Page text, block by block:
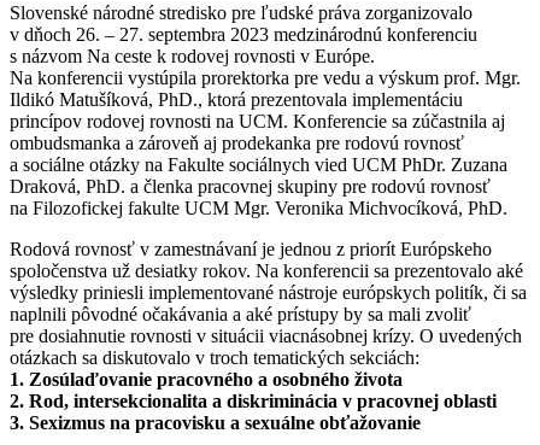
Slovenské národné stredisko pre ľudské práva zorganizovalo
v dňoch 26. – 27. septembra 2023 medzinárodnú konferenciu
s názvom Na ceste k rodovej rovnosti v Európe.
Na konferencii vystúpila prorektorka pre vedu a výskum prof. Mgr.
Ildikó Matušíková, PhD., ktorá prezentovala implementáciu
princípov rodovej rovnosti na UCM. Konferencie sa zúčastnila aj
ombudsmanka a zároveň aj prodekanka pre rodovú rovnosť
a sociálne otázky na Fakulte sociálnych vied UCM PhDr. Zuzana
Draková, PhD. a členka pracovnej skupiny pre rodovú rovnosť
na Filozofickej fakulte UCM Mgr. Veronika Michvocíková, PhD.
Rodová rovnosť v zamestnávaní je jednou z priorít Európskeho
spoločenstva už desiatky ro­kov. Na konferencii sa prezentovalo aké
výsledky priniesli implementované nástroje európskych politík, či sa
naplnili pôvodné očakávania a aké prístupy by sa mali zvoliť
pre dosiahnutie rovnosti v situácii viacnásobnej krízy. O uvedených
otázkach sa diskutovalo v troch tematických sekciách:
1. Zosúlaďovanie pracovného a osobného života
2. Rod, intersekcionalita a diskriminácia v pracovnej oblasti
3. Sexizmus na pracovisku a sexuálne obťažovanie